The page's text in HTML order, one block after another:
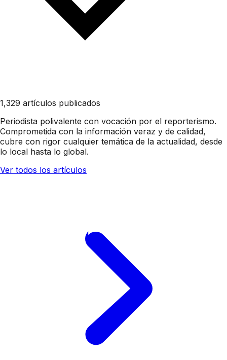
1,329 artículos publicados
Periodista polivalente con vocación por el reporterismo.
Comprometida con la información veraz y de calidad,
cubre con rigor cualquier temática de la actualidad, desde
lo local hasta lo global.
Ver todos los artículos